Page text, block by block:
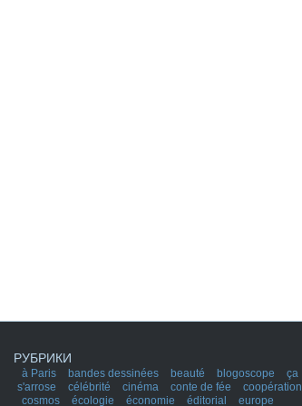
РУБРИКИ
à Paris bandes dessinées beauté blogoscope
ça
s'arrose
célébrité cinéma conte de fée
coopération
cosmos
écologie économie éditorial europe